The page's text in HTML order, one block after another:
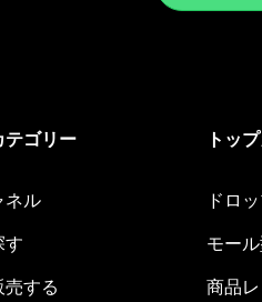
テゴリー
ネル
す
する
トッ
ドロ
モー
商品